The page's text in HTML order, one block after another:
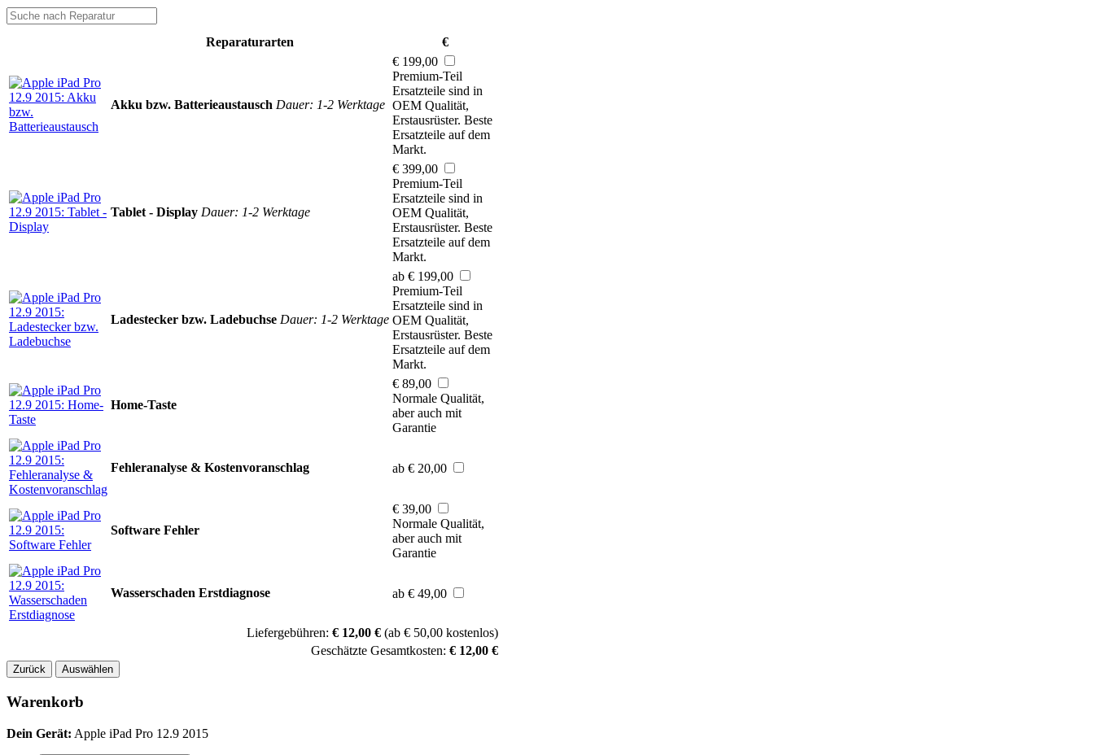
Reparaturarten €
Akku bzw. Batterieaustausch Dauer: 1-2 Werktage
€ 199,00
Premium-Teil
Ersatzteile sind in
OEM Qualität,
Erstausrüster. Beste
Ersatzteile auf dem
Markt.
Tablet - Display Dauer: 1-2 Werktage
€ 399,00
Premium-Teil
Ersatzteile sind in
OEM Qualität,
Erstausrüster. Beste
Ersatzteile auf dem
Markt.
Ladestecker bzw. Ladebuchse Dauer: 1-2 Werktage
ab € 199,00
Premium-Teil
Ersatzteile sind in
OEM Qualität,
Erstausrüster. Beste
Ersatzteile auf dem
Markt.
Home-Taste
€ 89,00
Normale Qualität,
aber auch mit
Garantie
Fehleranalyse & Kostenvoranschlag ab € 20,00
Software Fehler
€ 39,00
Normale Qualität,
aber auch mit
Garantie
Wasserschaden Erstdiagnose ab € 49,00
Liefergebühren: € 12,00 € (ab € 50,00 kostenlos)
Geschätzte Gesamtkosten: € 12,00 €
Zurück Auswählen
Warenkorb
Dein Gerät: Apple iPad Pro 12.9 2015